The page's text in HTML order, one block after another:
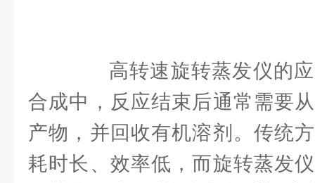
高转速旋转蒸发仪的应
合成中，反应结束后通常需要
产物，并回收有机溶剂。传统
耗时长、效率低，而旋转蒸发